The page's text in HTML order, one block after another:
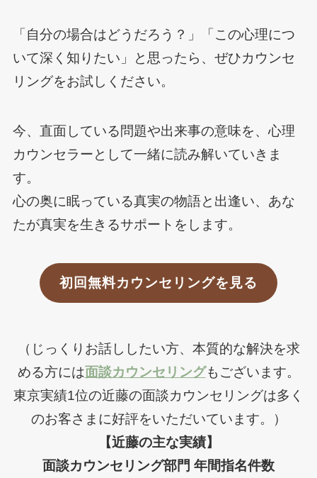
「自分の場合はどうだろう？」「この心理につ
いて深く知りたい」と思ったら、ぜひカウンセ
リングをお試しください。
今、直面している問題や出来事の意味を、心理
カウンセラーとして一緒に読み解いていきま
す。
心の奥に眠っている真実の物語と出逢い、あな
たが真実を生きるサポートをします。
初回無料カウンセリングを見る
（じっくりお話ししたい方、本質的な解決を求
める方には面談カウンセリングもございます。
東京実績1位の近藤の面談カウンセリングは多く
のお客さまに好評をいただいています。）
【近藤の主な実績】
面談カウンセリング部門 年間指名件数